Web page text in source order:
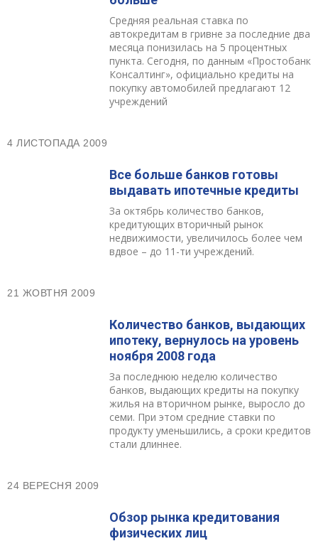
Средняя реальная ставка по
автокредитам в гривне за последние два
месяца понизилась на 5 процентных
пункта. Сегодня, по данным «Простобанк
Консалтинг», официально кредиты на
покупку автомобилей предлагают 12
учреждений
4 ЛИСТОПАДА 2009
Все больше банков готовы
выдавать ипотечные кредиты
За октябрь количество банков,
кредитующих вторичный рынок
недвижимости, увеличилось более чем
вдвое – до 11-ти учреждений.
21 ЖОВТНЯ 2009
Количество банков, выдающих
ипотеку, вернулось на уровень
ноября 2008 года
За последнюю неделю количество
банков, выдающих кредиты на покупку
жилья на вторичном рынке, выросло до
семи. При этом средние ставки по
продукту уменьшились, а сроки кредитов
стали длиннее.
24 ВЕРЕСНЯ 2009
Обзор рынка кредитования
физических лиц